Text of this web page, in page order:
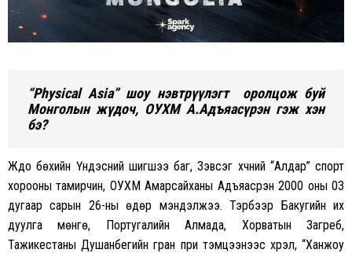
“Physical Asia” шоу нэвтрүүлэгт оролцож буй
Монголын жүдоч, ОУХМ А.Адъяасүрэн гэж хэн
бэ?
Жүдо бөхийн Үндэсний шигшээ баг, Зэвсэг хүчний “Алдар” спорт
хорооны тамирчин, ОУХМ Амарсайханы Адъяасүрэн 2000 оны 03
дугаар сарын 26-ны өдөр мэндэлжээ. Тэрбээр Бакугийн их
дуулга мөнгө, Португалийн Алмада, Хорватын Загреб,
Тажикестаны Душанбегийн гран при тэмцээнээс хүрэл, “Ханжоу